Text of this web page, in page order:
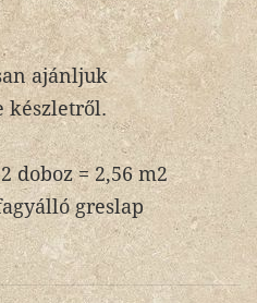
ajánljuk
készletről.
doboz = 2,56 m2
greslap